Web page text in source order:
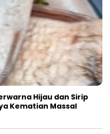
Hijau dan Sirip
Kematian Massal